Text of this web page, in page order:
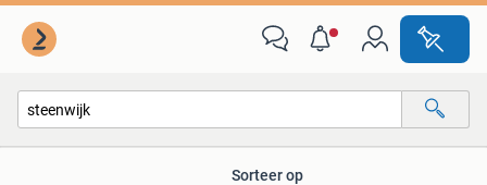
Sorteer op